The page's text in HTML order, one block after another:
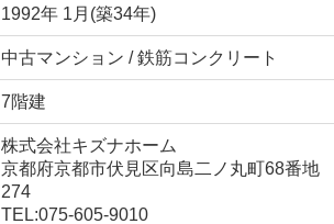
1992年 1月(築34年)
中古マンション / 鉄筋コンクリート
7階建
株式会社キズナホーム
京都府京都市伏見区向島二ノ丸町68番地
274
TEL:075-605-9010